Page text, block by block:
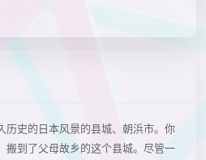
历史的日本风景的县城、朝浜市。你
搬到了父母故乡的这个县城。尽管一